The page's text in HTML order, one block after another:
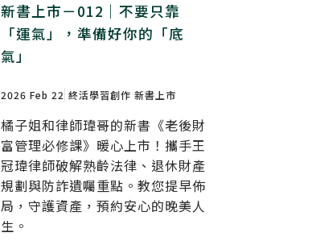
新書上市－012｜不要只靠
「運氣」，準備好你的「底
氣」
2026 Feb 22 終活學習創作 新書上市
橘子姐和律師瑋哥的新書《老後財
富管理必修課》暖心上市！攜手王
冠瑋律師破解熟齡法律、退休財產
規劃與防詐遺囑重點。教您提早佈
局，守護資產，預約安心的晚美人
生。